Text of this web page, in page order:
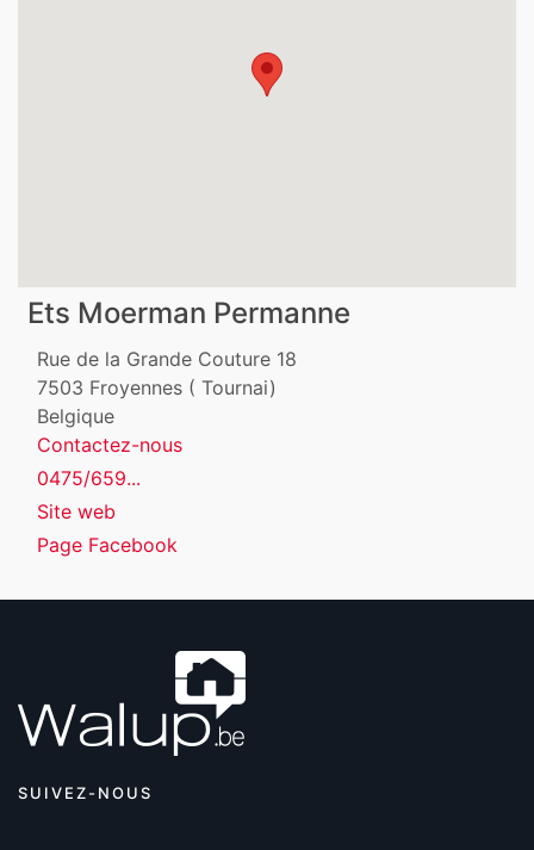
Ets Moerman Permanne
Rue de la Grande Couture 18
7503 Froyennes ( Tournai)
Belgique
Contactez-nous
0475/659...
Site web
Page Facebook
SUIVEZ-NOUS